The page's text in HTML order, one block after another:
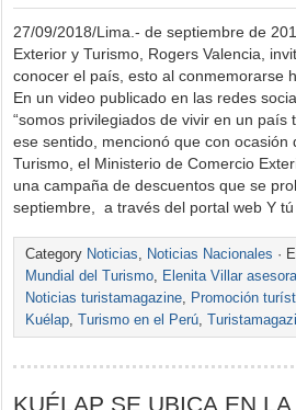
27/09/2018/Lima.- de septiembre de
Exterior y Turismo, Rogers Valencia,
conocer el país, esto al conmemorarse
En un video publicado en las redes
“somos privilegiados de vivir en un país
ese sentido, mencionó que con
Turismo, el Ministerio de Comercio
una campaña de descuentos que se
septiembre, a través del portal web Y
Category Noticias, Noticias Nacionales ·
Mundial del Turismo, Elenita Villar
Noticias turistamagazine, Promoción
Kuélap, Turismo en el Perú,
KUÉLAP SE UBICA EN